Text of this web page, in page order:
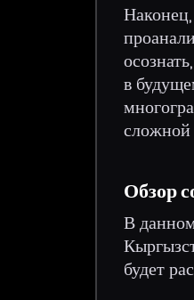
в
сложной
Обзор
В
будет